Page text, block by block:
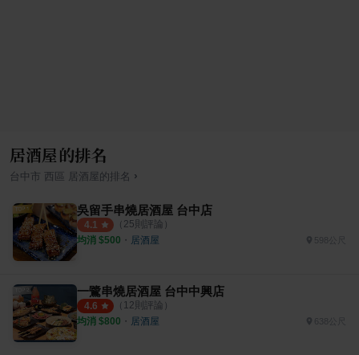
居酒屋的排名
台中市 西區 居酒屋 的排名 ›
吳留手串燒居酒屋 台中店
4.1 （ 25則評論）
均消 $500 ・ 居酒屋 598公尺
一鷺串燒居酒屋 台中中興店
4.6 （ 12則評論）
均消 $800 ・ 居酒屋